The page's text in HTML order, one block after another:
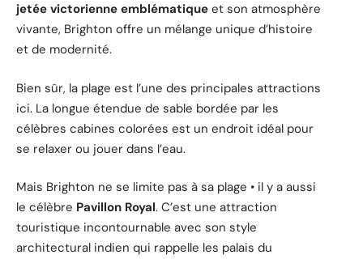
jetée victorienne emblématique et son atmosphère
vivante, Brighton offre un mélange unique d’histoire
et de modernité.
Bien sûr, la plage est l’une des principales attractions
ici. La longue étendue de sable bordée par les
célèbres cabines colorées est un endroit idéal pour
se relaxer ou jouer dans l’eau.
Mais Brighton ne se limite pas à sa plage • il y a aussi
le célèbre Pavillon Royal. C’est une attraction
touristique incontournable avec son style
architectural indien qui rappelle les palais du